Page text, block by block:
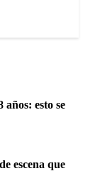
esto se
escena que